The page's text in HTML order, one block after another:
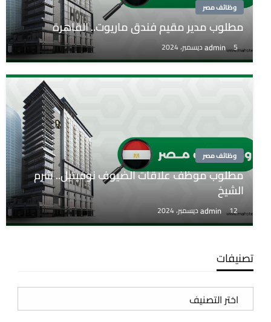
وظائف مصر
مطلوب مدير مقيم فندق ماريوت.. القاهرة
admin 5 ديسمبر، 2024
وظائف مصر
مطلوب موظف علاقات الضيوف نوفيتيل.. شرم
الشيخ
admin 12 ديسمبر، 2024
تصنيفات
تصنيفات